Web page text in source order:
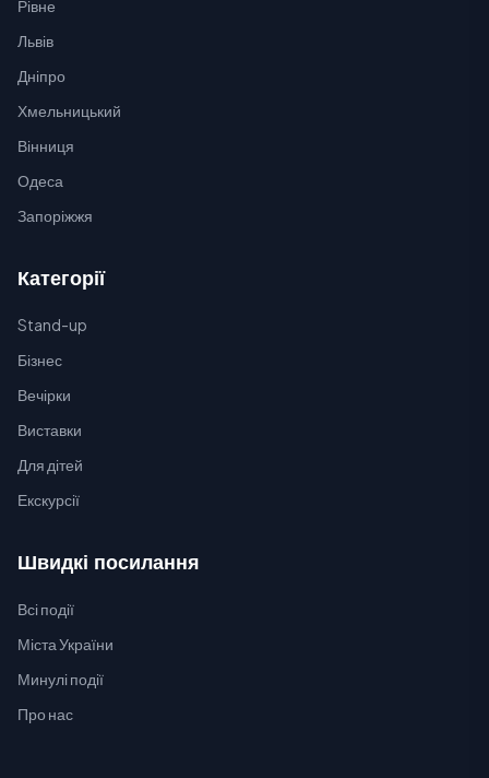
Рівне
Львів
Дніпро
Хмельницький
Вінниця
Одеса
Запоріжжя
Категорії
Stand-up
Бізнес
Вечірки
Виставки
Для дітей
Екскурсії
Швидкі посилання
Всі події
Міста України
Минулі події
Про нас